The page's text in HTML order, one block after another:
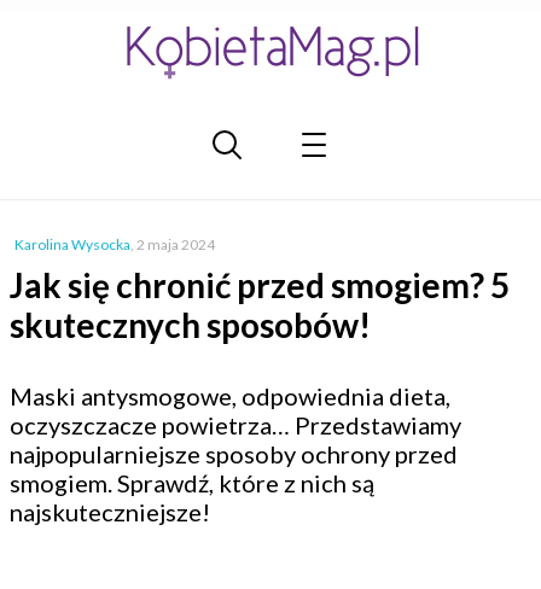
Karolina Wysocka, 2 maja 2024
Jak się chronić przed smogiem? 5
skutecznych sposobów!
Maski antysmogowe, odpowiednia dieta,
oczyszczacze powietrza… Przedstawiamy
najpopularniejsze sposoby ochrony przed
smogiem. Sprawdź, które z nich są
najskuteczniejsze!